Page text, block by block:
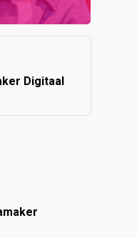
Digitaal